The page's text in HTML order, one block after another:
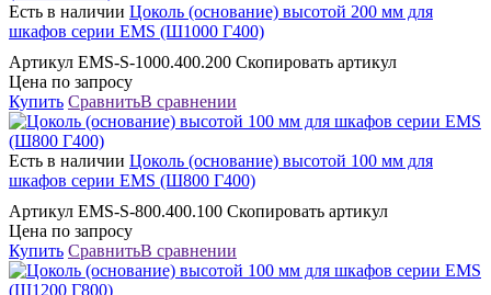
Есть в наличии Цоколь (основание) высотой 200 мм для
шкафов серии EMS (Ш1000 Г400)
Артикул EMS-S-1000.400.200 Скопировать артикул
Цена по запросу
Купить СравнитьВ сравнении
Есть в наличии Цоколь (основание) высотой 100 мм для
шкафов серии EMS (Ш800 Г400)
Артикул EMS-S-800.400.100 Скопировать артикул
Цена по запросу
Купить СравнитьВ сравнении